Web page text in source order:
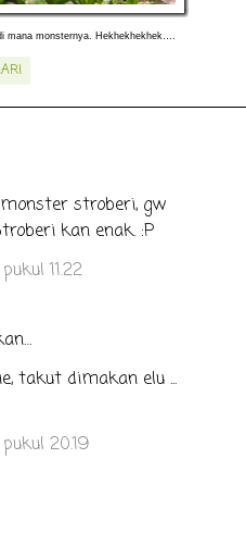
mana monsternya. Hekhekhekhek….
stroberi, gw
kan enak. :P
11.22
takut dimakan elu ...
20.19